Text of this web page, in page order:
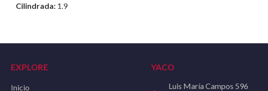
Cilindrada: 1.9
EXPLORE
Inicio
YACO
Luis María Campos 596